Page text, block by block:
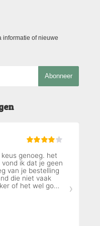
informatie of nieuwe
Abonneer